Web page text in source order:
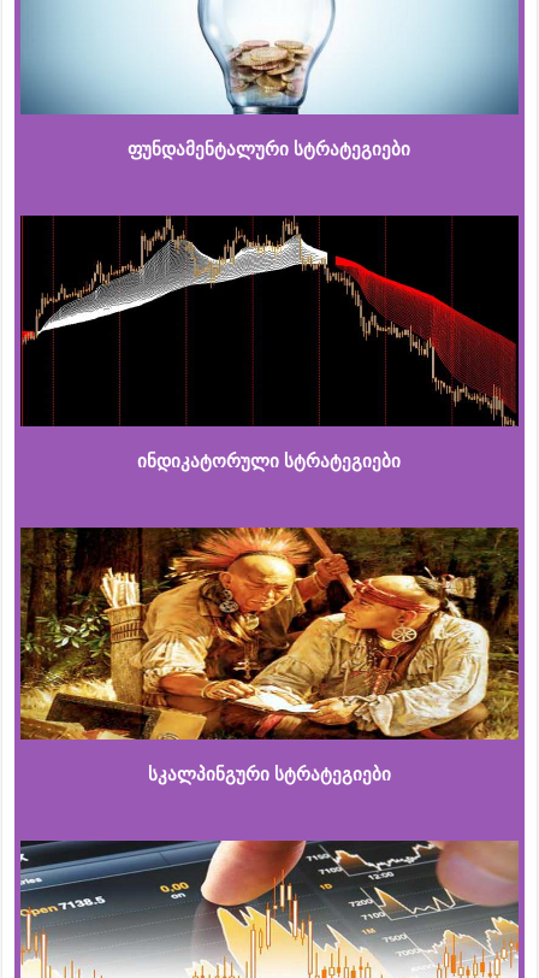
ფუნდამენტალური სტრატეგიები
ინდიკატორული სტრატეგიები
სკალპინგური სტრატეგიები